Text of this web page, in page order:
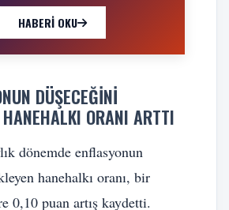
HABERI OKU
DÜŞECEĞINI
HANEHALKI ORANI ARTTI
dönemde enflasyonun
hanehalkı oranı, bir
0,10 puan artış kaydetti.